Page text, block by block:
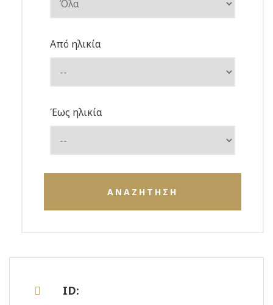
Από ηλικία
Έως ηλικία
ΑΝΑΖΗΤΗΣΗ
ID: